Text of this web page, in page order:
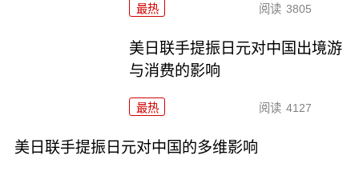
最热 阅读 3805
美日联手提振日元对中国出境游
与消费的影响
最热 阅读 4127
美日联手提振日元对中国的多维影响